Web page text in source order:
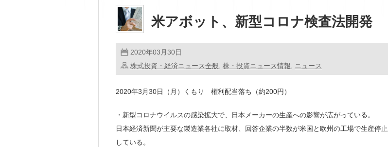
米アボット、新型コロナ検査法開発
2020年03月30日
株式投資・経済ニュース全般, 株・投資ニュース情報, ニュース
2020年3月30日（月）くもり 権利配当落ち（約200円）
・新型コロナウイルスの感染拡大で、日本メーカーの生産への影響が広がっている。
日本経済新聞が主要な製造業各社に取材、回答企業の半数が米国と欧州の工場で生産停止
している。